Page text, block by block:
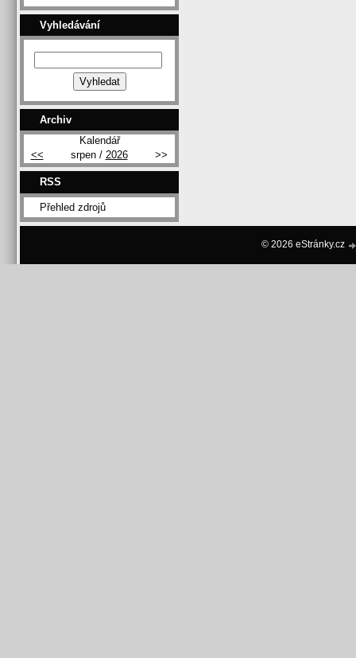
Vyhledávání
Archiv
Kalendář
<<
srpen / 2026 >>
RSS
Přehled zdrojů
© 2026 eStránky.cz